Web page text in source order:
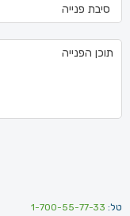
טל: 1-700-55-77-33